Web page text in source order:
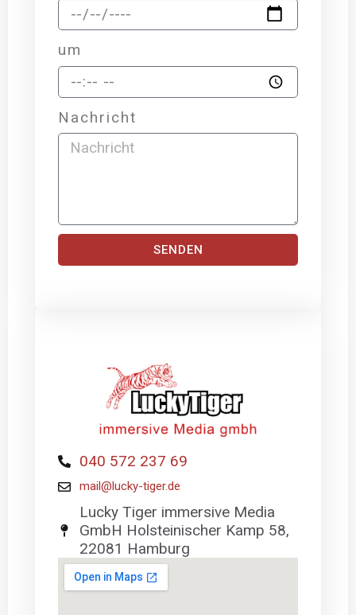
um
Nachricht
SENDEN
040 572 237 69
mail@lucky-tiger.de
Lucky Tiger immersive Media
GmbH Holsteinischer Kamp 58,
22081 Hamburg